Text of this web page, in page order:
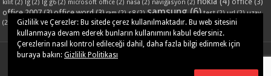
Gizlilik ve Çerezler: Bu sitede çerez kullanılmaktadır. Bu web sitesini
kullanmaya devam ederek bunların kullanımını kabul edersiniz.
Çerezlerin nasıl kontrol edileceği dahil, daha fazla bilgi edinmek için
buraya bakın: Gizlilik Politikası
kilit (2) lg (2) lg g6 (2) microsoft office (2) nasa (2) navigasyon (2)
office 2007(3) office word(3) ram(2) s8(2) samsung(6) test(2) url(2) uzay
(2)
video (2) word ders notları(3) www(2) yandex(3) yazilim(2)
Powered byWordPress